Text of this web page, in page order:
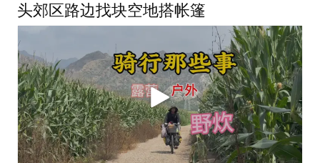
头郊区路边找块空地搭帐篷